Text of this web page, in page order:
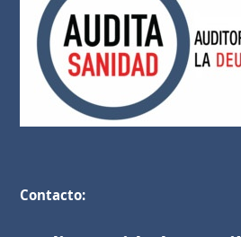
Contacto: